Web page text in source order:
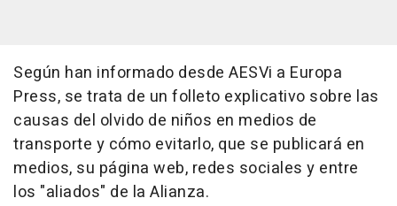
Según han informado desde AESVi a Europa
Press, se trata de un folleto explicativo sobre las
causas del olvido de niños en medios de
transporte y cómo evitarlo, que se publicará en
medios, su página web, redes sociales y entre
los "aliados" de la Alianza.